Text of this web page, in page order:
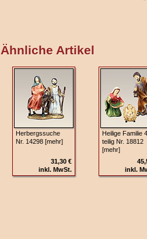
Ähnliche Artikel
Herbergssuche
Nr. 14298 [mehr]
31,30 €
inkl. MwSt.
Heilige Familie
teilig Nr. 18812
[mehr]
inkl.